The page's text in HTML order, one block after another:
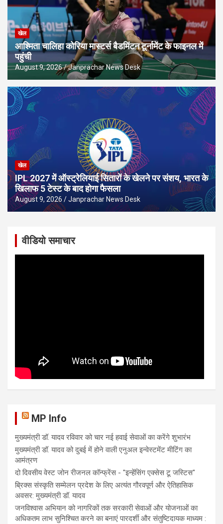
खेल
आश्मिता चालिहा कोरिया मास्टर्स बैडमिंटन टूर्नामेंट के फाइनल में
पहुंची
August 9, 2026 Janprachar News Desk
खेल
IPL 2027 में ऑस्ट्रेलियाई सितारों के खेलने पर संशय, भारत के
खिलाफ 5 टेस्ट के बाद होगा फैसला
August 9, 2026 Janprachar News Desk
वीडियो समाचार
MP Info
मुख्यमंत्री डॉ. यादव रविवार को चार नई हवाई सेवाओं का करेंगे शुभारंभ
मुख्यमंत्री डॉ. यादव को दुबई में होने वाली एनुअल इन्वेस्टमेंट मीटिंग का
आमंत्रण
दो दिवसीय वेस्ट जोन रीजनल कॉन्फ्रेंस - "इन्हेंसिंग एक्सेस टू जस्टिस"
ब्रिक्स संस्कृति सम्मेलन प्रदेश के लिए अत्यंत गौरवपूर्ण और ऐतिहासिक
अवसर: मुख्यमंत्री डॉ. यादव
जनविश्वास अभियान को नागरिकों तक सरकारी सेवाओं और योजनाओं का
अधिकतम लाभ सुनिश्चित करने का बनाएं पारदर्शी और संतुष्टिदायक माध्यम :